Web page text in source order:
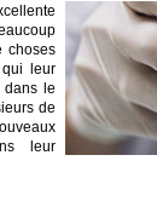
choses
qui leur
dans le
de
leur